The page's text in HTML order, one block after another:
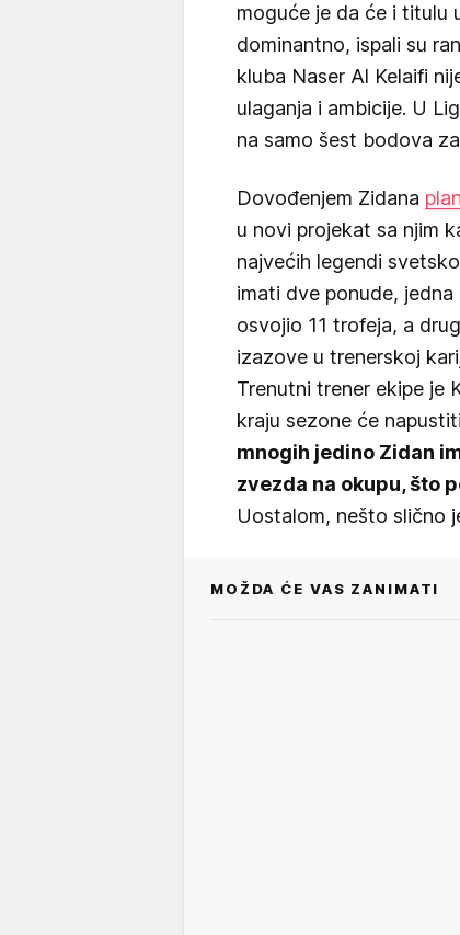
moguće je da će i titulu
dominantno, ispali su
kluba Naser Al Kelaifi
ulaganja i ambicije. U
na samo šest bodova
Dovođenjem Zidana
u novi projekat sa njim
najvećih legendi
imati dve ponude,
osvojio 11 trofeja, a
izazove u trenerskoj
Trenutni trener ekipe je
kraju sezone će
mnogih jedino Zidan
zvezda na okupu, što
Uostalom, nešto slično
MOŽDA ĆE VAS ZANIMATI